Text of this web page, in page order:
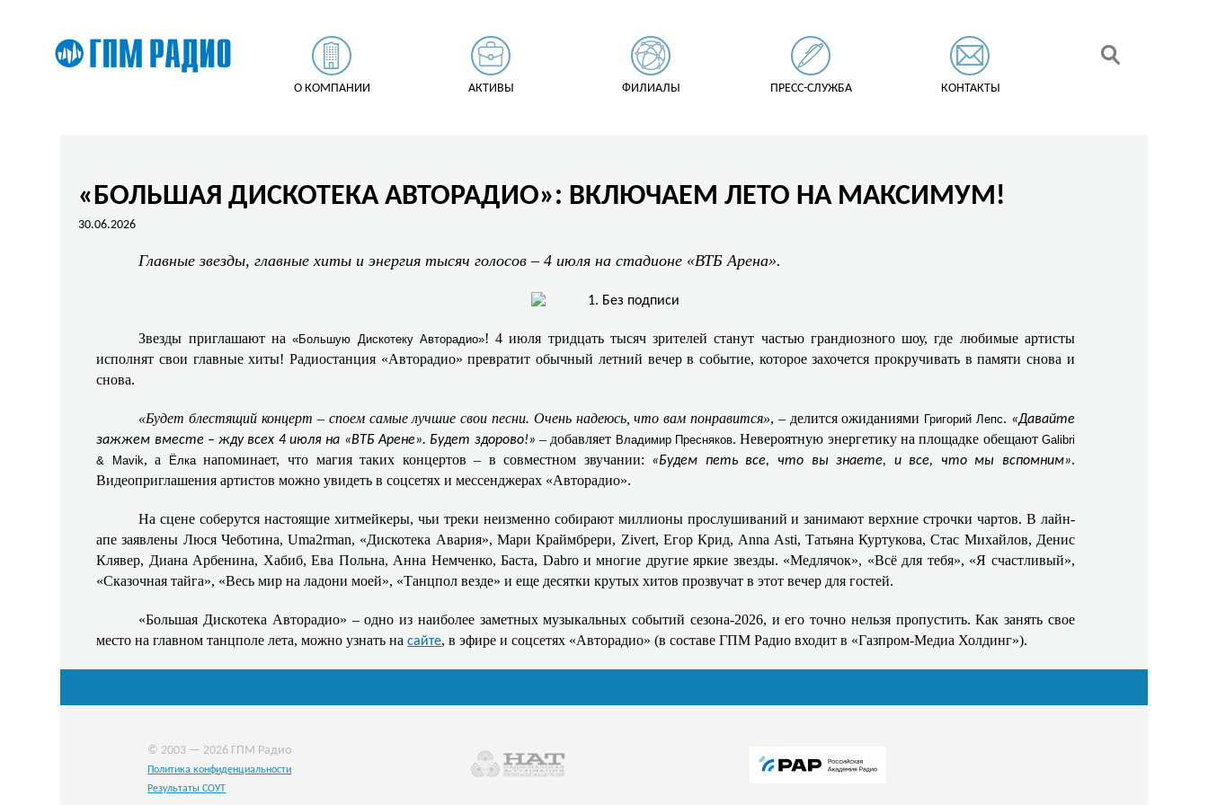
О КОМПАНИИ АКТИВЫ ФИЛИАЛЫ ПРЕСС-СЛУЖБА КОНТАКТЫ
«БОЛЬШАЯ ДИСКОТЕКА АВТОРАДИО»: ВКЛЮЧАЕМ ЛЕТО НА МАКСИМУМ!
30.06.2026
Главные звезды, главные хиты и энергия тысяч голосов – 4 июля на стадионе «ВТБ Арена».
Звезды приглашают на«Большую Дискотеку Авторадио»! 4 июля тридцать тысяч зрителей станут частью грандиозного шоу, где любимые артисты
исполнят свои главные хиты! Радиостанция «Авторадио» превратит обычный летний вечер в событие, которое захочется прокручивать в памяти снова и
снова.
«Будет блестящий концерт – споем самые лучшие свои песни. Очень надеюсь, что вам понравится», – делится ожиданиями Григорий Лепс. «Давайте
зажжем вместе – жду всех 4 июля на «ВТБ Арене». Будет здорово!» – добавляет Владимир Пресняков. Невероятную энергетику на площадке обещают Galibri
& Mavik, а Ёлканапоминает, что магия таких концертов – в совместном звучании: «Будем петь все, что вы знаете, и все, что мы вспомним».
Видеоприглашения артистов можно увидеть в соцсетях и мессенджерах «Авторадио».
На сцене соберутся настоящие хитмейкеры, чьи треки неизменно собирают миллионы прослушиваний и занимают верхние строчки чартов. В лайн-
апе заявлены Люся Чеботина, Uma2rman, «Дискотека Авария», Мари Краймбрери, Zivert, Егор Крид, Anna Asti, Татьяна Куртукова, Стас Михайлов, Денис
Клявер, Диана Арбенина, Хабиб, Ева Польна, Анна Немченко, Баста, Dabro и многие другие яркие звезды. «Медлячок», «Всё для тебя», «Я счастливый»,
«Сказочная тайга», «Весь мир на ладони моей», «Танцпол везде» и еще десятки крутых хитов прозвучат в этот вечер для гостей.
«Большая Дискотека Авторадио» – одно из наиболее заметных музыкальных событий сезона-2026, и его точно нельзя пропустить. Как занять свое
место на главном танцполе лета, можно узнать насайте, в эфире и соцсетях «Авторадио» (в составе ГПМ Радио входит в «Газпром-Медиа Холдинг»).
© 2003 — 2026 ГПМ Радио
Политика конфиденциальности
Результаты СОУТ